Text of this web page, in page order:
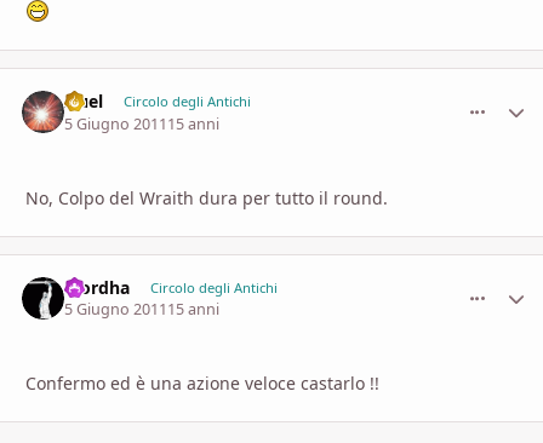
Iruel Circolo degli Antichi
5 Giugno 201115 anni
No, Colpo del Wraith dura per tutto il round.
Mordha Circolo degli Antichi
5 Giugno 201115 anni
Confermo ed è una azione veloce castarlo !!